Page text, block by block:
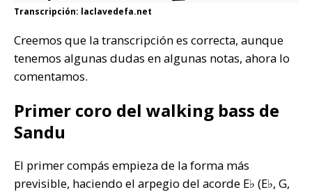
Transcripción: laclavedefa.net
Creemos que la transcripción es correcta, aunque
tenemos algunas dudas en algunas notas, ahora lo
comentamos.
Primer coro del walking bass de
Sandu
El primer compás empieza de la forma más
previsible, haciendo el arpegio del acorde E♭ (E♭, G,